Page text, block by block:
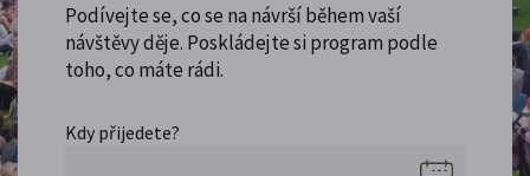
Podívejte se, co se na návrší během vaší
návštěvy děje. Poskládejte si program podle
toho, co máte rádi.
Kdy přijedete?